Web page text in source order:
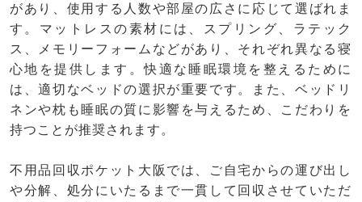
があり、使用する人数や部屋の広さに応じて選ばれま
す。マットレスの素材には、スプリング、ラテック
ス、メモリーフォームなどがあり、それぞれ異なる寝
心地を提供します。快適な睡眠環境を整えるために
は、適切なベッドの選択が重要です。また、ベッドリ
ネンや枕も睡眠の質に影響を与えるため、こだわりを
持つことが推奨されます。
不用品回収ポケット大阪では、ご自宅からの運び出し
や分解、処分にいたるまで一貫して回収させていただ